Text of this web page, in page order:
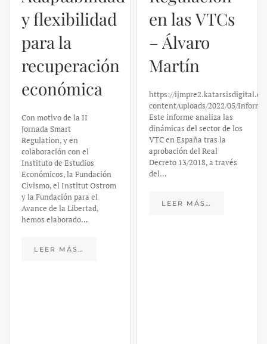
y flexibilidad
para la
recuperación
económica
Con motivo de la II
Jornada Smart
Regulation, y en
colaboración con el
Instituto de Estudios
Económicos, la Fundación
Civismo, el Institut Ostrom
y la Fundación para el
Avance de la Libertad,
hemos elaborado…
LEER MÁS…
en las VTCs
– Álvaro
Martín
https://
content/uploads/2022/05/
Este informe analiza las
dinámicas del sector de los
VTC en España tras la
aprobación del Real
Decreto 13/2018, a través
del…
LEER MÁS…